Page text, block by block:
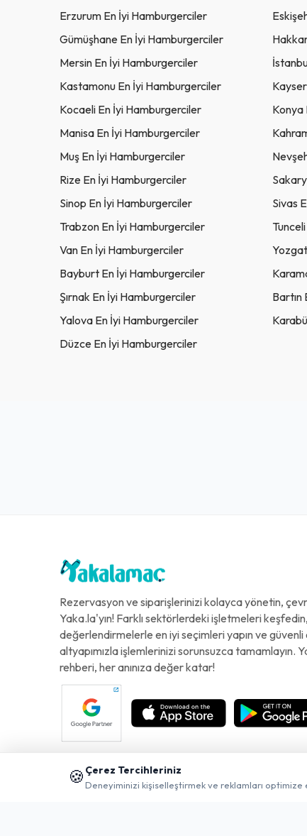
Erzurum En İyi Hamburgerciler
Gümüşhane En İyi Hamburgerciler
Mersin En İyi Hamburgerciler
Kastamonu En İyi Hamburgerciler
Kocaeli En İyi Hamburgerciler
Konya
Manisa En İyi Hamburgerciler
Muş En İyi Hamburgerciler
Rize En İyi Hamburgerciler
Sinop En İyi Hamburgerciler
Sivas
Trabzon En İyi Hamburgerciler
Van En İyi Hamburgerciler
Bayburt En İyi Hamburgerciler
Şırnak En İyi Hamburgerciler
Bartın
Yalova En İyi Hamburgerciler
Düzce En İyi Hamburgerciler
Rezervasyon ve siparişlerinizi kolayca yönetin,
Yaka.la'yın! Farklı sektörlerdeki işletmeleri keşfedin,
değerlendirmelerle en iyi seçimleri yapın ve
altyapımızla işlemlerinizi sorunsuzca tamamlayın.
rehberi, her anınıza değer katar!
🍪 Çerez Tercihleriniz
Deneyiminizi kişiselleştirmek ve reklamları optimize